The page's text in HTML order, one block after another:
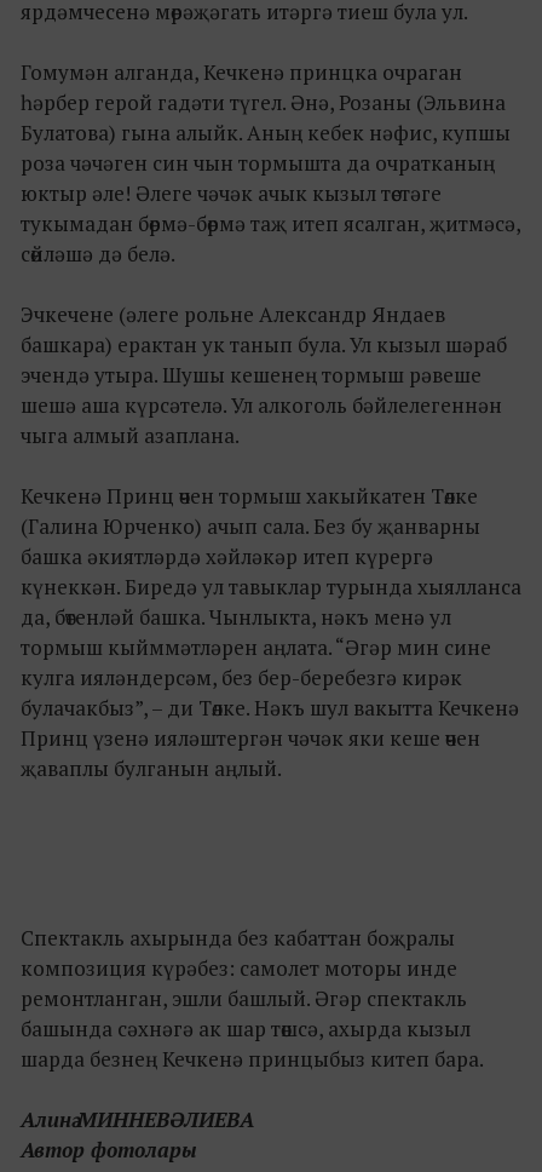
ярдәмчесенә мөрәҗәгать итәргә тиеш була ул.
Гомумән алганда, Кечкенә принцка очраган
һәрбер герой гадәти түгел. Әнә, Розаны (Эльвина
Булатова) гына алыйк. Аның кебек нәфис, купшы
роза чәчәген син чын тормышта да очратканың
юктыр әле! Әлеге чәчәк ачык кызыл төстәге
тукымадан бөрмә-бөрмә таҗ итеп ясалган, җитмәсә,
сөйләшә дә белә.
Эчкечене (әлеге рольне Александр Яндаев
башкара) ерактан ук танып була. Ул кызыл шәраб
эчендә утыра. Шушы кешенең тормыш рәвеше
шешә аша күрсәтелә. Ул алкоголь бәйлелегеннән
чыга алмый азаплана.
Кечкенә Принц өчен тормыш хакыйкатен Төлке
(Галина Юрченко) ачып сала. Без бу җанварны
башка әкиятләрдә хәйләкәр итеп күрергә
күнеккән. Биредә ул тавыклар турында хыялланса
да, бөтенләй башка. Чынлыкта, нәкъ менә ул
тормыш кыйммәтләрен аңлата. “Әгәр мин сине
кулга ияләндерсәм, без бер-беребезгә кирәк
булачакбыз”, – ди Төлке. Нәкъ шул вакытта Кечкенә
Принц үзенә ияләштергән чәчәк яки кеше өчен
җаваплы булганын аңлый.
Спектакль ахырында без кабаттан боҗралы
композиция күрәбез: самолет моторы инде
ремонтланган, эшли башлый. Әгәр спектакль
башында сәхнәгә ак шар төшсә, ахырда кызыл
шарда безнең Кечкенә принцыбыз китеп бара.
Алинә МИННЕВӘЛИЕВА
Автор фотолары